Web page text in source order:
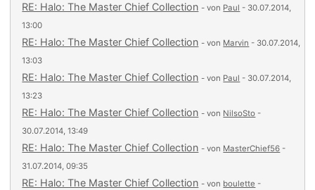
RE: Halo: The Master Chief Collection - von Paul - 30.07.2014,
13:00
RE: Halo: The Master Chief Collection - von Marvin - 30.07.2014,
13:03
RE: Halo: The Master Chief Collection - von Paul - 30.07.2014,
13:23
RE: Halo: The Master Chief Collection - von NilsoSto -
30.07.2014, 13:49
RE: Halo: The Master Chief Collection - von MasterChief56 -
31.07.2014, 09:35
RE: Halo: The Master Chief Collection - von boulette -